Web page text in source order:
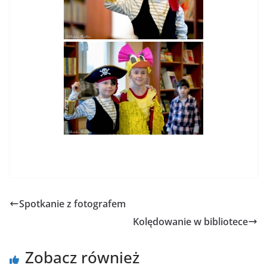
Spotkanie z fotografem
Kolędowanie w bibliotece
Zobacz również